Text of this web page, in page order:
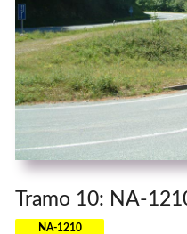
Tramo 10: NA-
NA-1210